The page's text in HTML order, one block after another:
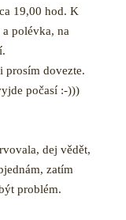
19,00 hod. K
polévka, na
prosím dovezte.
počasí :-)))
dej vědět,
zatím
problém.